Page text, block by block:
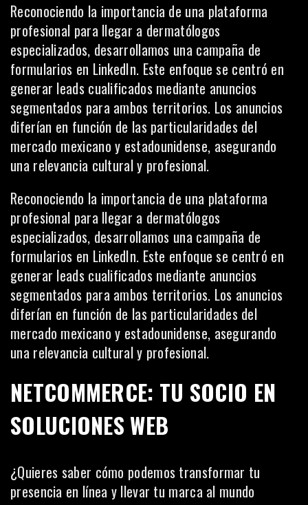
Reconociendo la importancia de una plataforma
profesional para llegar a dermatólogos
especializados, desarrollamos una campaña de
formularios en LinkedIn. Este enfoque se centró en
generar leads cualificados mediante anuncios
segmentados para ambos territorios. Los anuncios
diferían en función de las particularidades del
mercado mexicano y estadounidense, asegurando
una relevancia cultural y profesional.
Reconociendo la importancia de una plataforma
profesional para llegar a dermatólogos
especializados, desarrollamos una campaña de
formularios en LinkedIn. Este enfoque se centró en
generar leads cualificados mediante anuncios
segmentados para ambos territorios. Los anuncios
diferían en función de las particularidades del
mercado mexicano y estadounidense, asegurando
una relevancia cultural y profesional.
NETCOMMERCE: TU SOCIO EN
SOLUCIONES WEB
¿Quieres saber cómo podemos transformar tu
presencia en línea y llevar tu marca al mundo